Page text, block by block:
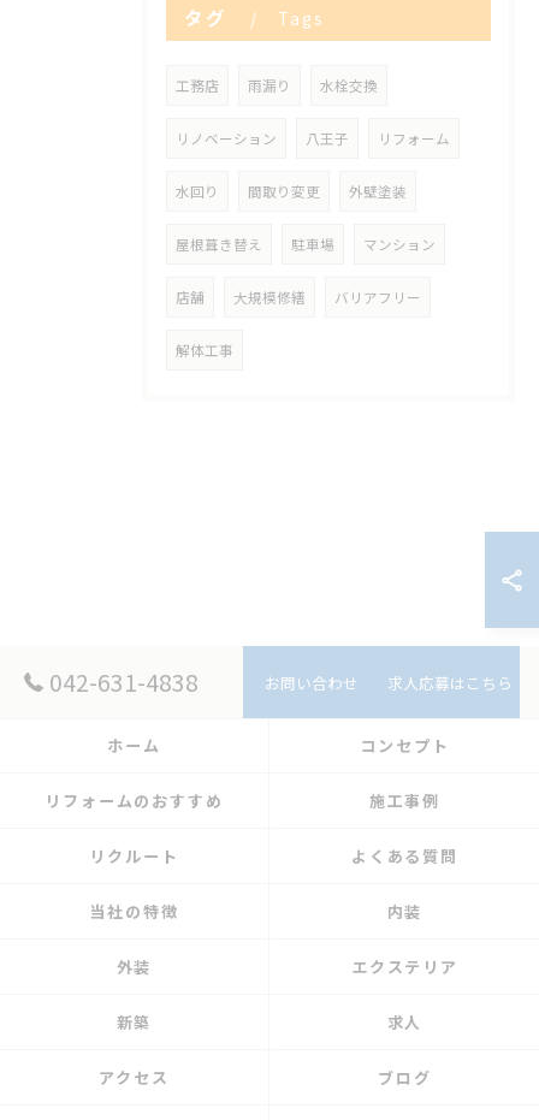
タグ Tags
工務店 雨漏り 水栓交換
リノベーション 八王子 リフォーム
水回り 間取り変更 外壁塗装
屋根葺き替え 駐車場 マンション
店舗 大規模修繕 バリアフリー
解体工事
042-631-4838 お問い合わせ 求人応募はこちら
ホーム コンセプト
リフォームのおすすめ 施工事例
リクルート よくある質問
当社の特徴 内装
外装 エクステリア
新築 求人
アクセス ブログ